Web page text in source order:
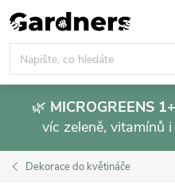
Přejít
na
obsah
🌿 MICROGREENS
víc zeleně, vitamínů
Dekorace do květináče